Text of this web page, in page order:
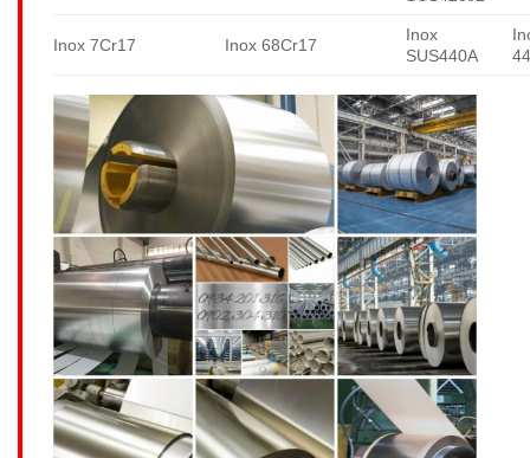
Inox 7Cr17 Inox 68Cr17
Inox
SUS440A